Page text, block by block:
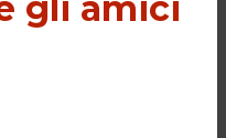
gli amici